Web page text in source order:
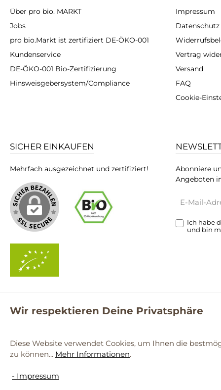
Über pro bio. MARKT
Jobs
pro bio.Markt ist zertifiziert DE-ÖKO-001
Kundenservice
DE-ÖKO-001 Bio-Zertifizierung
Hinsweisgebersystem/Compliance
Impressum
Datenschutz
Vertrag
Versand
FAQ
Cookie-
SICHER EINKAUFEN
Mehrfach ausgezeichnet und zertifiziert!
Abonniere
Angeboten
Mail-
Ich habe
und bin
©
Wir respektieren Deine Privatsphäre
Diese Website verwendet Cookies, um Ihnen die
zu können... Mehr Informationen.
- Impressum